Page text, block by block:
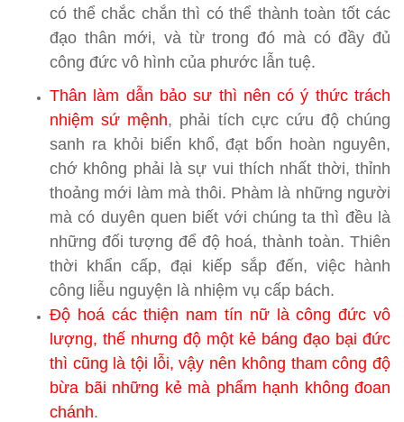
có thể chắc chắn thì có thể thành toàn tốt các
đạo thân mới, và từ trong đó mà có đầy đủ
công đức vô hình của phước lẫn tuệ.
Thân làm dẫn bảo sư thì nên có ý thức trách
nhiệm sứ mệnh, phải tích cực cứu độ chúng
sanh ra khỏi biển khổ, đạt bổn hoàn nguyên,
chớ không phải là sự vui thích nhất thời, thỉnh
thoảng mới làm mà thôi. Phàm là những người
mà có duyên quen biết với chúng ta thì đều là
những đối tượng để độ hoá, thành toàn. Thiên
thời khẩn cấp, đại kiếp sắp đến, việc hành
công liễu nguyện là nhiệm vụ cấp bách.
Độ hoá các thiện nam tín nữ là công đức vô
lượng, thế nhưng độ một kẻ báng đạo bại đức
thì cũng là tội lỗi, vậy nên không tham công độ
bừa bãi những kẻ mà phẩm hạnh không đoan
chánh.